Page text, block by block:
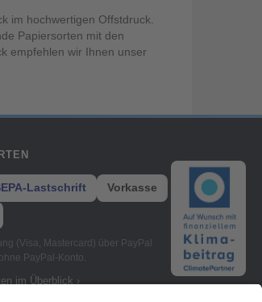
im hochwertigen Offstdruck.
Papiersorten mit den
empfehlen wir Ihnen unser
Lastschrift Vorkasse
(Visa, Mastercard) über PayPal
PayPal-Konto.
im Überblick ›